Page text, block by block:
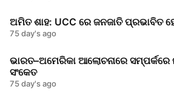
ଅମିତ ଶାହ: UCC ରେ ଜନଜାତି ପ୍ରଭାବିତ
75 day's ago
ଭାରତ–ଅମେରିକା ଆଲୋଚନାରେ
ସଂକେତ
75 day's ago